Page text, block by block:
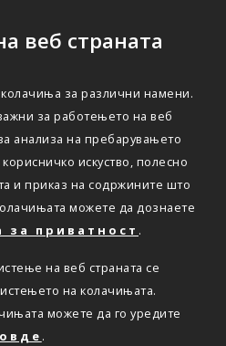
веб страната
за различни намени.
за работењето на веб
анализа на пребарувањето
искуство, полесно
и приказ на содржините што
можете да дознаете
за приватност .
на веб страната се
на колачињата.
можете да го уредите
овде .
влијае
влијае на вашето
бања